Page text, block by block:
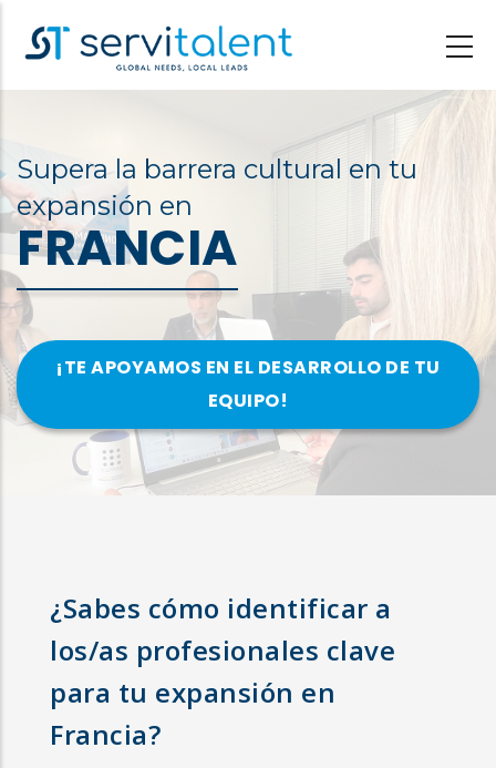
principal
Supera la barrera cultural en tu
expansión en
FRANCIA
¡TE APOYAMOS EN EL DESARROLLO DE TU
EQUIPO!
¿Sabes cómo identificar a
los/as profesionales clave
para tu expansión en
Francia?